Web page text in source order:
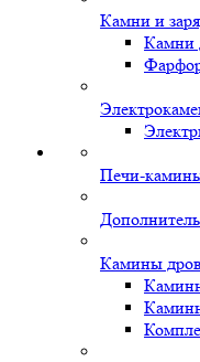
Камни и
Камни
Печи-
Камины